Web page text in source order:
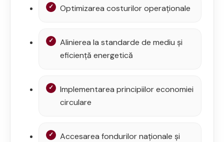
Optimizarea costurilor operaționale
Alinierea la standarde de mediu și
eficiență energetică
Implementarea principiilor economiei
circulare
Accesarea fondurilor naționale și